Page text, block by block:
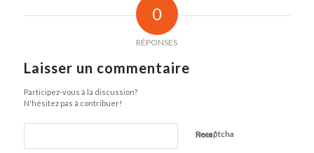
0
RÉPONSES
Laisser un commentaire
Participez-vous à la discussion?
N'hésitez pas à contribuer!
Nom*
Recaptcha